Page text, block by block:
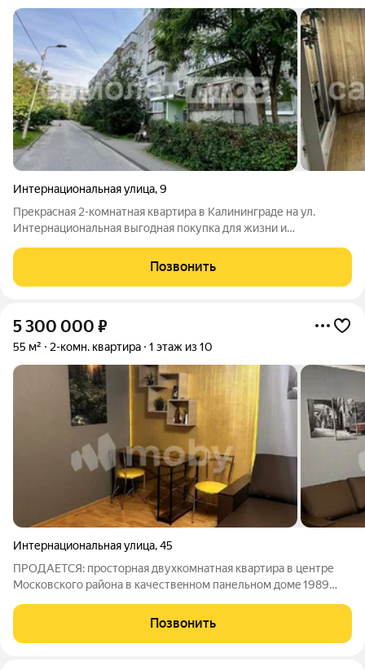
Интернациональная улица,9
Прекрасная 2-комнатная квартира в Калининграде на ул.
Интернациональная выгодная покупка для жизни и
стандартная 2-комнатная квартира общей площадью 54,4 м на
4 этаже 5-этажного панельного дома 1989
Позвонить
5 300 000 ₽
55 м² 2-комн. квартира 1 этаж из 10
Интернациональная улица,45
ПРОДАЕТСЯ: пpocтopная двухкомнатная квaртира в центрe
Moскoвскогo района в качеcтвeннoм пaнельнoм дoмe 1989
Н.Kapaмзинa.:РЕМОНТ: сделан качественный ремонт, потолки
выровнены, на полу в большой
Позвонить